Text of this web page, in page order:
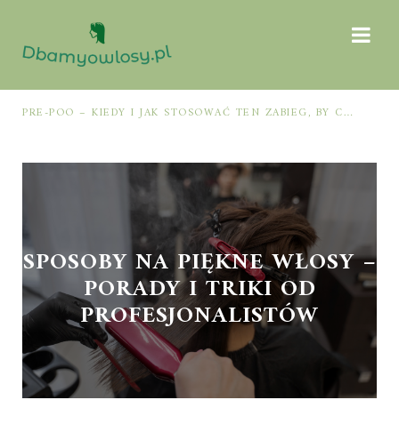
PRE-POO – KIEDY I JAK STOSOWAĆ TEN ZABIEG, BY CHRONIĆ I NAWILŻAĆ WŁOSY PRZED MYCIEM SZAMPONEM
SPOSOBY NA PIĘKNE WŁOSY –
PORADY I TRIKI OD
PROFESJONALISTÓW